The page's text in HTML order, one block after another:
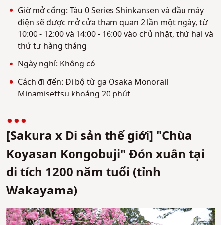
Giờ mở cổng: Tàu 0 Series Shinkansen và đầu máy
điện sẽ được mở cửa tham quan 2 lần một ngày, từ
10:00 - 12:00 và 14:00 - 16:00 vào chủ nhật, thứ hai và
thứ tư hàng tháng
Ngày nghỉ: Không có
Cách đi đến: Đi bộ từ ga Osaka Monorail
Minamisettsu khoảng 20 phút
[Sakura x Di sản thế giới] "Chùa
Koyasan Kongobuji" Đón xuân tại
di tích 1200 năm tuổi (tỉnh
Wakayama)